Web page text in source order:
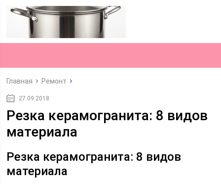
Главная Ремонт
27.09.2018
Резка керамогранита: 8 видов
материала
Резка керамогранита: 8 видов
материала